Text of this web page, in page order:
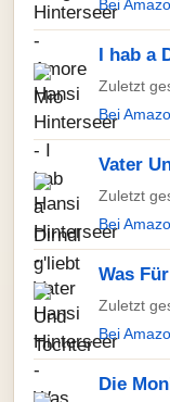
Bei
I hab a
Zuletzt
Bei
Vater
Zuletzt
Bei
Was
Zuletzt
Bei
Die